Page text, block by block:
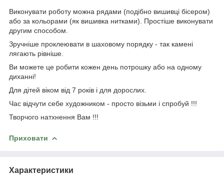
Виконувати роботу можна рядами (подібно вишивці бісером)
або за кольорами (як вишивка нитками). Простіше виконувати
другим способом.
Зручніше проклеювати в шаховому порядку - так камені
лягають рівніше.
Ви можете це робити кожен день потрошку або на одному
диханні!
Для дітей віком від 7 років і для дорослих.
Час відчути себе художником - просто візьми і спробуй !!!
Творчого натхнення Вам !!!
Приховати
Характеристики